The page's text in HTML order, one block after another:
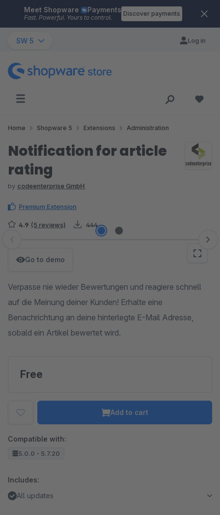
Skip to main content
Meet Shopware Payments
Fast. Powerful. Yours to control.
Discover payments
SW 5 Log in
Home Shopware 5 Extensions Administration
Notification for article
rating
by codeenterprise GmbH
Premium Extension
4.9 (5 reviews) 444
Skip image gallery
Go to demo
Verpasse nie wieder Bewertungen und reagiere schnell
auf die Meinung deiner Kunden! Erhalte eine
Benachrichtung an deine hinterlegte E-Mail Adresse,
sobald ein Artikel bewertet wird.
Free
Add to cart
Compatible with:
5.0.0 - 5.7.20
Includes:
All updates